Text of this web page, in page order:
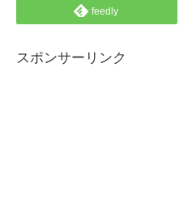
feedly
スポンサーリンク